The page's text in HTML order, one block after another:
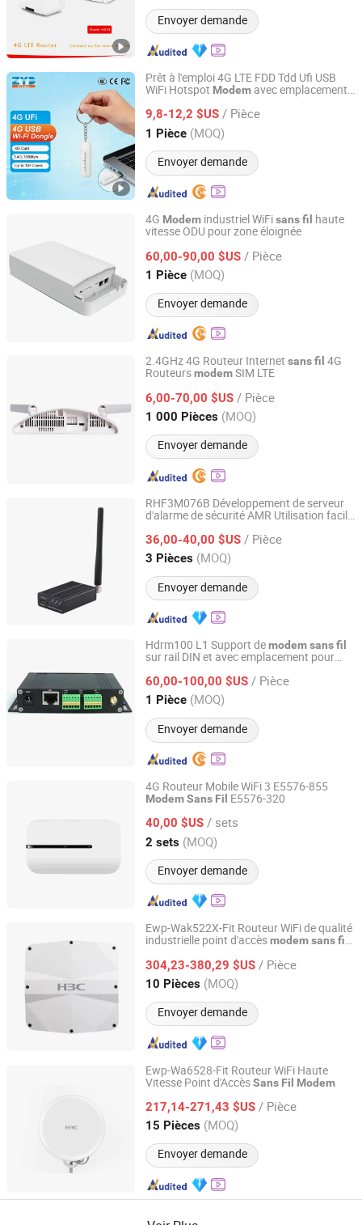
Envoyer demande
Prêt à l'emploi 4G LTE FDD Tdd Ufi USB
WiFi Hotspot Modem avec emplacement
9,8-12,2 $US / Pièce
1 Pièce (MOQ)
Envoyer demande
ZYDlink (XiaMen) Information Technology Co., Ltd.
Fujian, China Depuis 2026
4G Modem industriel WiFisansfil haute
vitesse ODU pour zone éloignée
60,00-90,00 $US / Pièce
1 Pièce (MOQ)
Envoyer demande
Shenzhen Ex-link Technology Co., Ltd.
Guangdong, China Depuis 2017
2.4GHz 4G Routeur Internet sansfil 4G
RouteursmodemSIM LTE
6,00-70,00 $US / Pièce
1 000 Pièces (MOQ)
Envoyer demande
Hubei Chenyu Photoelectric Technology Co., Ltd.
Hubei, China Depuis 2022
RHF3M076B Développement de serveur
d'alarme de sécurité AMR Utilisation facile
36,00-40,00 $US / Pièce
3 Pièces (MOQ)
Envoyer demande
RisingHF Network(Shenzhen)Co., Ltd,
Guangdong, China Depuis 2025
Hdrm100 L1 Support demodemsansfil
sur rail DIN et avec emplacement pour
60,00-100,00 $US / Pièce
1 Pièce (MOQ)
Envoyer demande
Shenzhen Ex-link Technology Co., Ltd.
Guangdong, China Depuis 2017
4G Routeur Mobile WiFi 3 E5576-855
ModemSans Fil E5576-320
40,00 $US / sets
2 sets (MOQ)
Envoyer demande
Beijing Zhonglian Yuanyang Technology Co., Ltd.
Depuis 2024
Ewp-Wak522X-Fit Routeur WiFi de qualité
industrielle point d'accèsmodemsansfil
304,23-380,29 $US / Pièce
10 Pièces (MOQ)
Envoyer demande
Guangzhou Samqing Trading Co., Ltd
Guangdong, China Depuis 2022
Ewp-Wa6528-Fit Routeur WiFi Haute
Vitesse Point d'AccèsSans Fil Modem
217,14-271,43 $US / Pièce
15 Pièces (MOQ)
Envoyer demande
Guangzhou Samqing Trading Co., Ltd
Guangdong, China Depuis 2022